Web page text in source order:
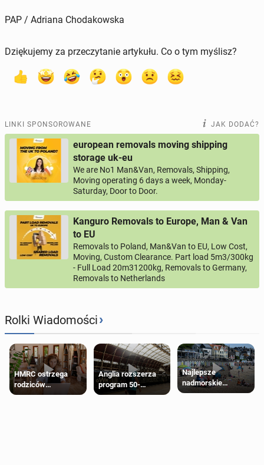
PAP / Adriana Chodakowska
Dziękujemy za przeczytanie artykułu. Co o tym myślisz?
LINKI SPONSOROWANE JAK DODAĆ?
european removals moving shipping
storage uk-eu
We are No1 Man&Van, Removals, Shipping,
Moving operating 6 days a week, Monday-
Saturday, Door to Door.
Kanguro Removals to Europe, Man & Van
to EU
Removals to Poland, Man&Van to EU, Low Cost,
Moving, Custom Clearance. Part load 5m3/300kg
- Full Load 20m31200kg, Removals to Germany,
Removals to Netherlands
Rolki Wiadomości›
HMRC ostrzega
rodziców
pobierających Child
Anglia rozszerza
program 50-
procentowych
Najlepsze
nadmorskie
miasteczko blisko